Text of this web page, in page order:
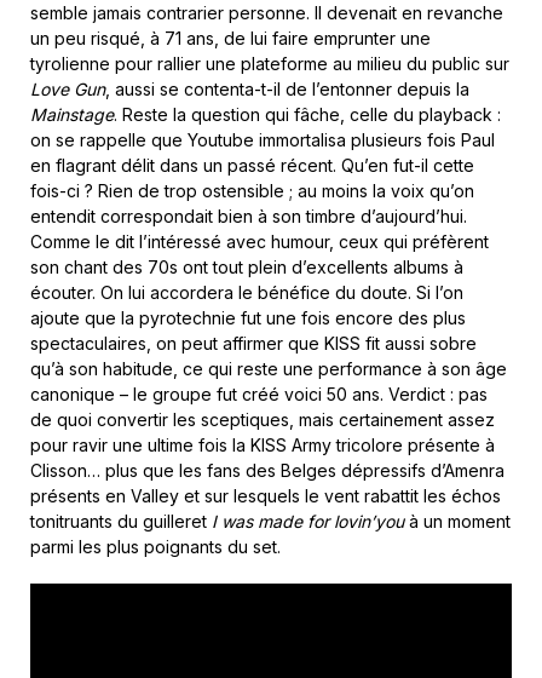
semble jamais contrarier personne. Il devenait en revanche
un peu risqué, à 71 ans, de lui faire emprunter une
tyrolienne pour rallier une plateforme au milieu du public sur
Love Gun, aussi se contenta-t-il de l’entonner depuis la
Mainstage. Reste la question qui fâche, celle du playback :
on se rappelle que Youtube immortalisa plusieurs fois Paul
en flagrant délit dans un passé récent. Qu’en fut-il cette
fois-ci ? Rien de trop ostensible ; au moins la voix qu’on
entendit correspondait bien à son timbre d’aujourd’hui.
Comme le dit l’intéressé avec humour, ceux qui préfèrent
son chant des 70s ont tout plein d’excellents albums à
écouter. On lui accordera le bénéfice du doute. Si l’on
ajoute que la pyrotechnie fut une fois encore des plus
spectaculaires, on peut affirmer que KISS fit aussi sobre
qu’à son habitude, ce qui reste une performance à son âge
canonique – le groupe fut créé voici 50 ans. Verdict : pas
de quoi convertir les sceptiques, mais certainement assez
pour ravir une ultime fois la KISS Army tricolore présente à
Clisson… plus que les fans des Belges dépressifs d’Amenra
présents en Valley et sur lesquels le vent rabattit les échos
tonitruants du guilleret I was made for lovin’youà un moment
parmi les plus poignants du set.